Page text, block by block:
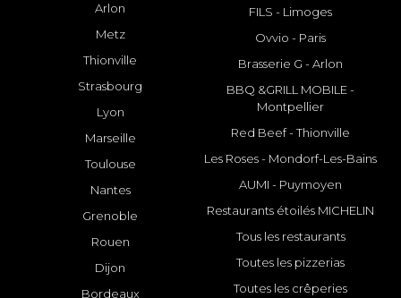
Arlon
Metz
Thionville
Strasbourg
Lyon
Marseille
Toulouse
Nantes
Grenoble
Rouen
Dijon
Bordeaux
FILS - Limoges
Ovvio - Paris
Brasserie G - Arlon
BBQ &GRILL MOBILE -
Montpellier
Red Beef - Thionville
Les Roses - Mondorf-Les-Bains
AUMI - Puymoyen
Restaurants étoilés MICHELIN
Tous les restaurants
Toutes les pizzerias
Toutes les crêperies